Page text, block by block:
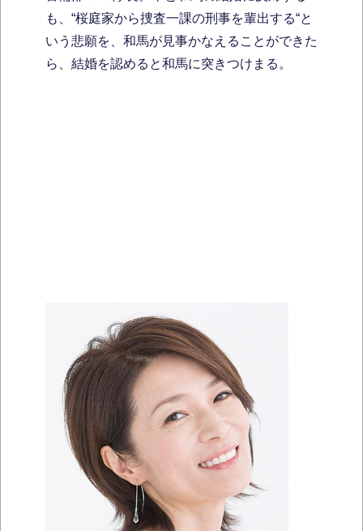
も、“桜庭家から捜査一課の刑事を輩出する“と
いう悲願を、和馬が見事かなえることができた
ら、結婚を認めると和馬に突きつけまる。